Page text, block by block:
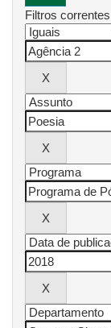
Filtros